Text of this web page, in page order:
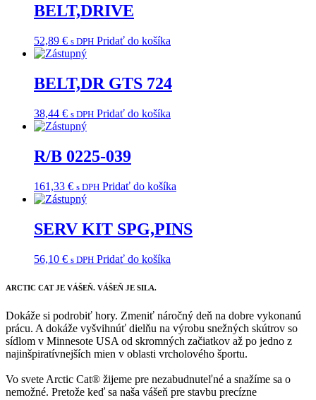
BELT,DRIVE
52,89 € s DPH Pridať do košíka
BELT,DR GTS 724
38,44 € s DPH Pridať do košíka
R/B 0225-039
161,33 € s DPH Pridať do košíka
SERV KIT SPG,PINS
56,10 € s DPH Pridať do košíka
ARCTIC CATJE VÁŠEŇ. VÁŠEŇ JE SILA.
Dokáže si podrobiť hory. Zmeniť náročný deň na dobre vykonanú
prácu. A dokáže vyšvihnúť dielňu na výrobu snežných skútrov so
sídlom v Minnesote USA od skromných začiatkov až po jedno z
najinšpiratívnejších mien v oblasti vrcholového športu.
Vo svete Arctic Cat® žijeme pre nezabudnuteľné a snažíme sa o
nemožné. Pretože keď sa naša vášeň pre stavbu precízne